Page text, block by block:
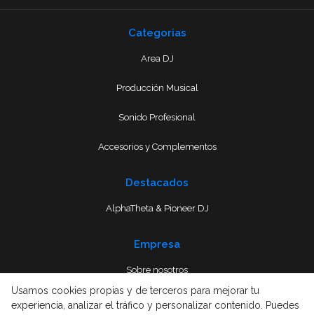
Categorias
Area DJ
Producción Musical
Sonido Profesional
Accesorios y Complementos
Destacados
AlphaTheta & Pioneer DJ
Empresa
Sobre nosotros
Usamos cookies propias y de terceros para mejorar tu
experiencia, analizar el tráfico y personalizar contenido. Puedes